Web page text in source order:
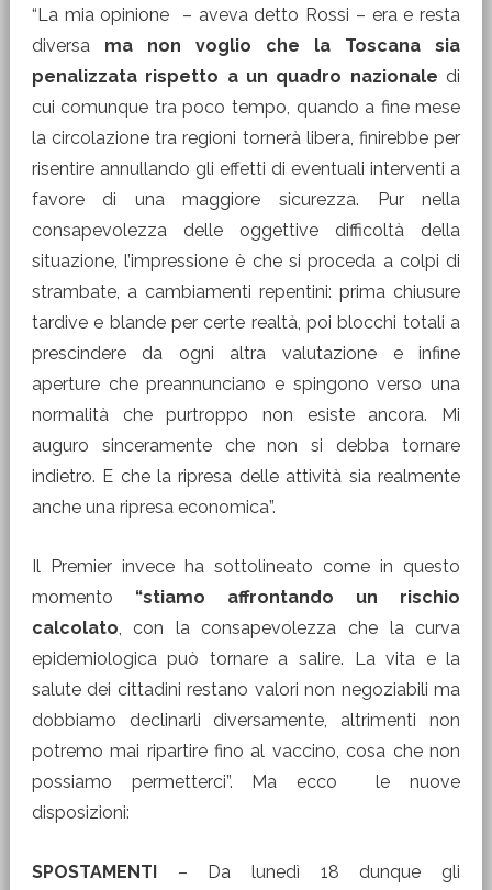
“La mia opinione – aveva detto Rossi – era e resta
diversa ma non voglio che la Toscana sia
penalizzata rispetto a un quadro nazionale di
cui comunque tra poco tempo, quando a fine mese
la circolazione tra regioni tornerà libera, finirebbe per
risentire annullando gli effetti di eventuali interventi a
favore di una maggiore sicurezza. Pur nella
consapevolezza delle oggettive difficoltà della
situazione, l’impressione è che si proceda a colpi di
strambate, a cambiamenti repentini: prima chiusure
tardive e blande per certe realtà, poi blocchi totali a
prescindere da ogni altra valutazione e infine
aperture che preannunciano e spingono verso una
normalità che purtroppo non esiste ancora. Mi
auguro sinceramente che non si debba tornare
indietro. E che la ripresa delle attività sia realmente
anche una ripresa economica”.
Il Premier invece ha sottolineato come in questo
momento “stiamo affrontando un rischio
calcolato, con la consapevolezza che la curva
epidemiologica può tornare a salire. La vita e la
salute dei cittadini restano valori non negoziabili ma
dobbiamo declinarli diversamente, altrimenti non
potremo mai ripartire fino al vaccino, cosa che non
possiamo permetterci”. Ma ecco le nuove
disposizioni:
SPOSTAMENTI– Da lunedì 18 dunque gli